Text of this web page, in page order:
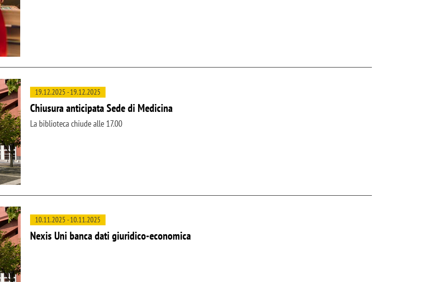
19.12.2025 -19.12.2025
Chiusura anticipata Sede di Medicina
La biblioteca chiude alle 17.00
10.11.2025 -10.11.2025
Nexis Uni banca dati giuridico-economica